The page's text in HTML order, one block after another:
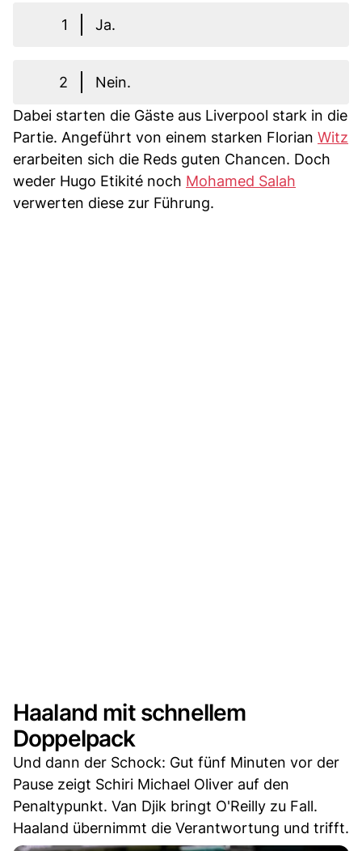
1 Ja.
2
Nein.
Dabei starten die Gäste aus Liverpool stark in die
Partie. Angeführt von einem starken Florian Witz
erarbeiten sich die Reds guten Chancen. Doch
weder Hugo Etikité noch Mohamed Salah
verwerten diese zur Führung.
Haaland mit schnellem
Doppelpack
Und dann der Schock: Gut fünf Minuten vor der
Pause zeigt Schiri Michael Oliver auf den
Penaltypunkt. Van Djik bringt O'Reilly zu Fall.
Haaland übernimmt die Verantwortung und trifft.